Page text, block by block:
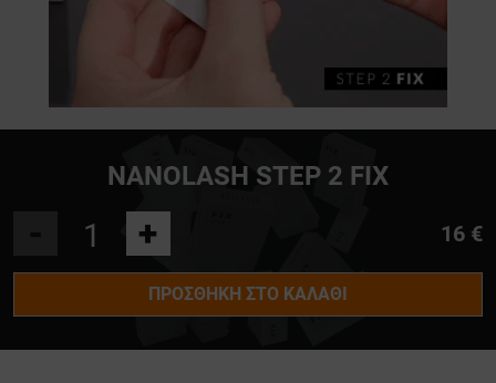
NANOLASH STEP 2 FIX
+ 16 €
ΠΡΟΣΘΉΚΗ ΣΤΟ ΚΑΛΆΘΙ